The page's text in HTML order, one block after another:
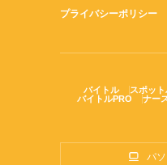
プライバシーポリシー
バイトル スポッ
バイトルPRO
ナー
パ